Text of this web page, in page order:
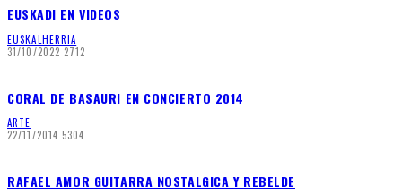
EUSKADI EN VIDEOS
EUSKALHERRIA
31/10/2022 2712
CORAL DE BASAURI EN CONCIERTO 2014
ARTE
22/11/2014 5304
RAFAEL AMOR GUITARRA NOSTALGICA Y REBELDE